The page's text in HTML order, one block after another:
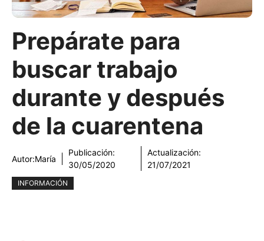
Prepárate para
buscar trabajo
durante y después
de la cuarentena
Autor:María
Publicación:
30/05/2020
Actualización:
21/07/2021
INFORMACIÓN